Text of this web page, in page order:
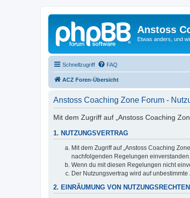
Anstoss
Etwas anders, und
Schnellzugriff FAQ
ACZ Foren-Übersicht
Anstoss Coaching Zone Forum -
Mit dem Zugriff auf „Anstoss Coaching
1. NUTZUNGSVERTRAG
Mit dem Zugriff auf „Anstoss Coaching
nachfolgenden Regelungen einverstanden.
Wenn du mit diesen Regelungen nicht
Der Nutzungsvertrag wird auf
2. EINRÄUMUNG VON NUTZUNGSRECHTEN